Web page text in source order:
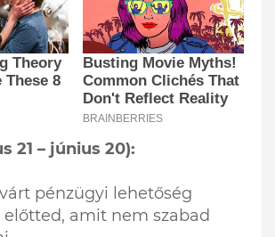
21 – június 20):
pénzügyi lehetőség
amit nem szabad